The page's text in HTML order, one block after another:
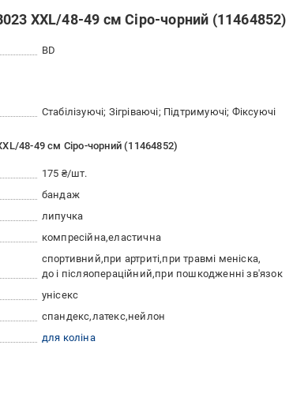
XXL/48-49 см Сіро-чорний (11464852)
BD
Стабілізуючі; Зігріваючі; Підтримуючі; Фіксуючі
48-49 см Сіро-чорний (11464852)
175 ₴/шт.
бандаж
липучка
компресійна еластична
спортивний при артриті при травмі меніска
до і післяопераційний при пошкодженні зв'язок
унісекс
спандекс латекс нейлон
для коліна